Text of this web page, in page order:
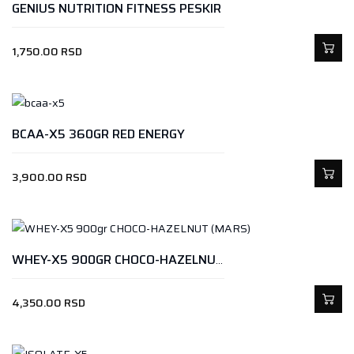
GENIUS NUTRITION FITNESS PESKIR
1,750.00 RSD
BCAA-X5 360GR RED ENERGY
3,900.00 RSD
WHEY-X5 900GR CHOCO-HAZELNUT (MARS)
4,350.00 RSD